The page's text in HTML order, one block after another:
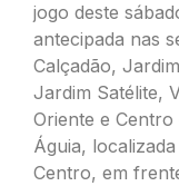
jogo deste
antecipada nas
Calçadão,
Jardim Satélite,
Oriente e
Águia,
Centro, em